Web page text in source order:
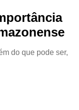
do que pode ser,